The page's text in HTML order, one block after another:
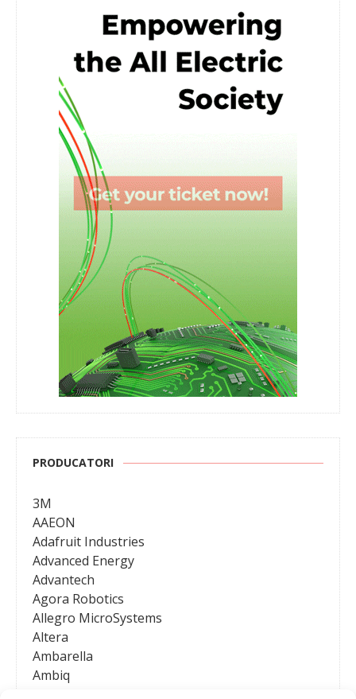
PRODUCATORI
3M
AAEON
Adafruit Industries
Advanced Energy
Advantech
Agora Robotics
Allegro MicroSystems
Altera
Ambarella
Ambiq